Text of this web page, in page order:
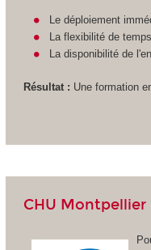
Le déploiement
La flexibilité de
La disponibilité de
Résultat : Une formation
CHU Montpellier